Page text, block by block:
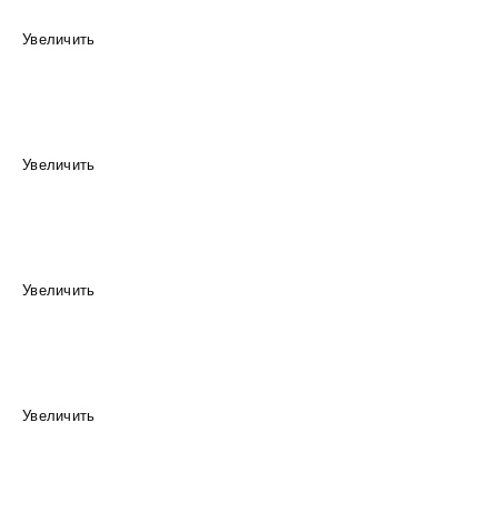
Увеличить
Увеличить
Увеличить
Увеличить